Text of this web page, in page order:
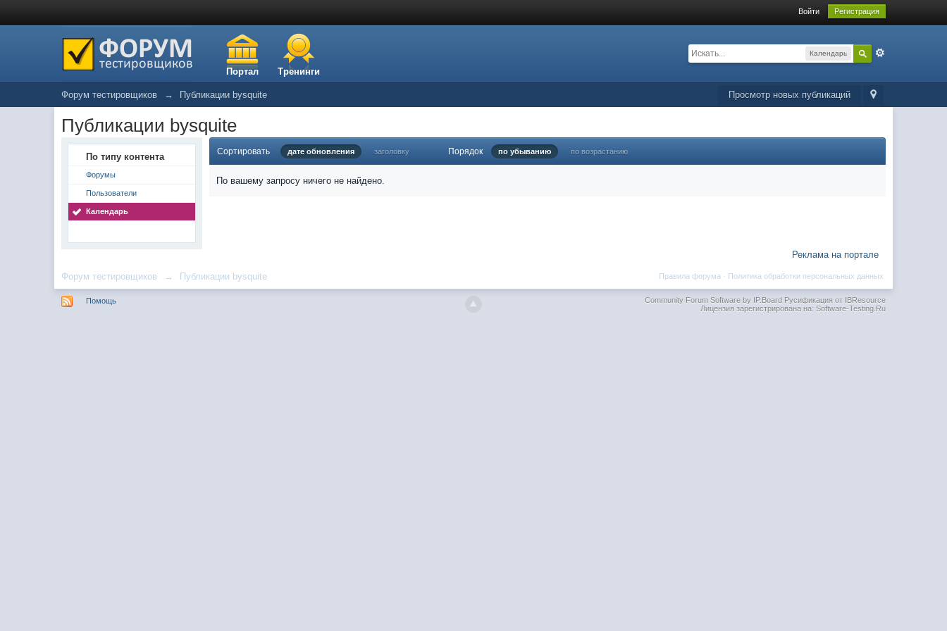
Войти Регистрация
Портал Тренинги
Календарь
Просмотр новых публикаций
Форум тестировщиков → Публикации bysquite
Публикации bysquite
По типу контента
Форумы
Пользователи
Календарь
Сортировать дате обновления заголовку Порядок по убыванию по возрастанию
По вашему запросу ничего не найдено.
Реклама на портале
Форум тестировщиков → Публикации bysquite Политика обработки персональных данных
Правила форума ·
Помощь Community Forum Software by IP.BoardРусификация от IBResource
Лицензия зарегистрирована на: Software-Testing.Ru